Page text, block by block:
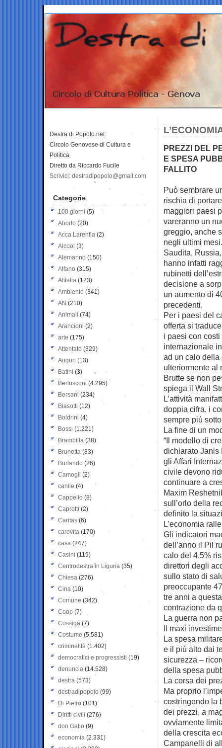
PREZZI DEL
E SPESA
FALLITO
Può sembrare
rischia di
maggiori paesi
vareranno un
greggio, anche
negli ultimi
Saudita,
hanno infatti
rubinetti
decisione a
un aumento di
precedenti.
Per i paesi del
offerta si
i paesi con
internazionale
ad un calo della
ulteriormente al
Brutte se non
spiega il Wall
L’attività
doppia cifra, i
sempre più
La fine di un
“Il modello di
dichiarato Janis
gli Affari
civile devono
continuare a
Maxim
sull’orlo della
definito la
L’economia
Gli indicatori
dell’anno il Pil
calo del 4,5%
direttori degli
sullo stato di
preoccupante
tre anni a
contrazione da
La guerra non
Il maxi
La spesa
e il più alto dai
sicurezza –
della spesa
La corsa dei
Ma proprio
costringendo la
dei prezzi, a
ovviamente
della crescita
Campanelli di
Destra di Popolo.net
Circolo Genovese di Cultura e
Politica
Diretto da Riccardo Fucile
Scrivici: destradipopolo@gmail.com
Categorie
100 giorni (5)
Aborto (20)
Acca Larentia (2)
Alcool (3)
Alemanno (150)
Alfano (315)
Alitalia (123)
Ambiente (341)
AN (210)
Animali (74)
Arancioni (2)
arte (175)
Attentato (329)
Auguri (13)
Batini (3)
Berlusconi (4.295)
Bersani (234)
Biasotti (12)
Boldrini (4)
Bossi (1.221)
Brambilla (38)
Brunetta (83)
Burlando (26)
Camogli (2)
canile (4)
Cappello (8)
Caprotti (2)
Caritas (6)
carovita (170)
casa (247)
Casini (119)
Centrodestra in Liguria (35)
Chiesa (276)
Cina (10)
Comune (342)
Coop (7)
Cossiga (7)
Costume (5.581)
criminalità (1.402)
democratici e progressisti (19)
denuncia (14.528)
destra (573)
destradipopolo (99)
Di Pietro (101)
Diritti civili (276)
don Gallo (9)
economia (2.331)